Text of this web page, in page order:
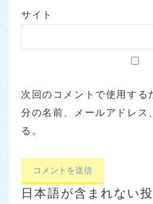
サイト
次回のコメントで使用する
分の名前、メールアドレス
る。
日本語が含まれない